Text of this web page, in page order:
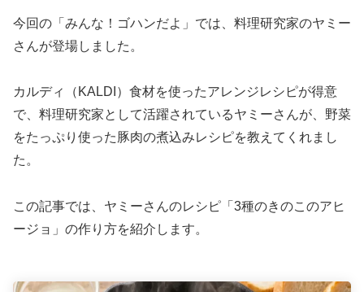
今回の「みんな！ゴハンだよ」では、料理研究家のヤミー
さんが登場しました。
カルディ（KALDI）食材を使ったアレンジレシピが得意
で、料理研究家として活躍されているヤミーさんが、野菜
をたっぷり使った豚肉の煮込みレシピを教えてくれまし
た。
この記事では、ヤミーさんのレシピ「3種のきのこのアヒ
ージョ」の作り方を紹介します。